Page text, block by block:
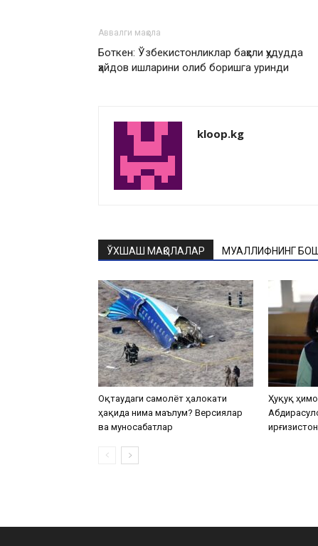
Аввалги мақола
Боткен: Ўзбекистонликлар баҳсли ҳудудда
ҳайдов ишларини олиб боришга уринди
kloop.kg
ЎХШАШ МАҚОЛАЛАР МУАЛЛИФНИНГ
Оқтаудаги самолёт ҳалокати
ҳақида нима маълум? Версиялар
ва муносабатлар
Ҳуқуқ